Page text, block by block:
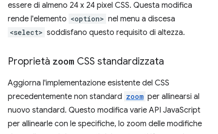
essere di almeno 24 x 24 pixel CSS. Questa modifica
rende l'elemento <option> nel menu a discesa
<select> soddisfano questo requisito di altezza.
Proprietà zoom CSS standardizzata
Aggiorna l'implementazione esistente del CSS
precedentemente non standard zoom per allinearsi al
nuovo standard. Questo modifica varie API JavaScript
per allinearle con le specifiche, lo zoom delle modifiche